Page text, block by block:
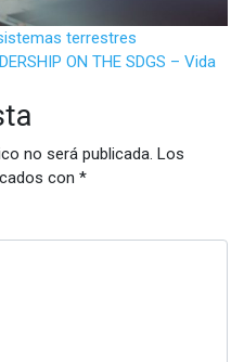
terrestres
ON THE SDGS – Vida
no será publicada. Los
con *